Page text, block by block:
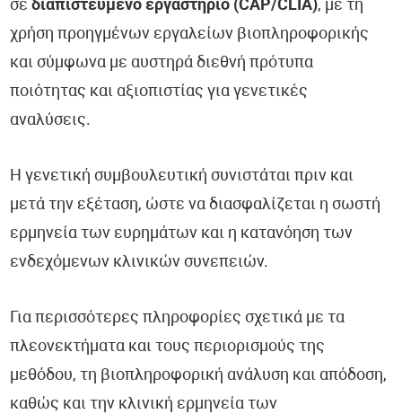
σεδιαπιστευμένο εργαστήριο (CAP/CLIA), με τη
χρήση προηγμένων εργαλείων βιοπληροφορικής
και σύμφωνα με αυστηρά διεθνή πρότυπα
ποιότητας και αξιοπιστίας για γενετικές
αναλύσεις.
Η γενετική συμβουλευτική συνιστάται πριν και
μετά την εξέταση, ώστε να διασφαλίζεται η σωστή
ερμηνεία των ευρημάτων και η κατανόηση των
ενδεχόμενων κλινικών συνεπειών.
Για περισσότερες πληροφορίες σχετικά με τα
πλεονεκτήματα και τους περιορισμούς της
μεθόδου, τη βιοπληροφορική ανάλυση και απόδοση,
καθώς και την κλινική ερμηνεία των